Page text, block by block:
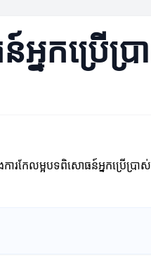
កប្រើប្រ
ងការកែលម្អបទពិសោធន៍អ្នកប្រ